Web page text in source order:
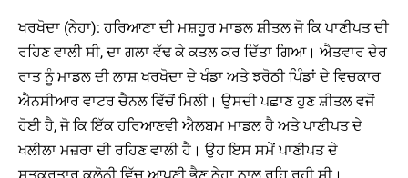
ਖਰਖੋਦਾ (ਨੇਹਾ): ਹਰਿਆਣਾ ਦੀ ਮਸ਼ਹੂਰ ਮਾਡਲ ਸ਼ੀਤਲ ਜੋ ਕਿ ਪਾਣੀਪਤ ਦੀ
ਰਹਿਣ ਵਾਲੀ ਸੀ, ਦਾ ਗਲਾ ਵੱਢ ਕੇ ਕਤਲ ਕਰ ਦਿੱਤਾ ਗਿਆ। ਐਤਵਾਰ ਦੇਰ
ਰਾਤ ਨੂੰ ਮਾਡਲ ਦੀ ਲਾਸ਼ ਖਰਖੋਦਾ ਦੇ ਖੰਡਾ ਅਤੇ ਝਰੋਠੀ ਪਿੰਡਾਂ ਦੇ ਵਿਚਕਾਰ
ਐਨਸੀਆਰ ਵਾਟਰ ਚੈਨਲ ਵਿੱਚੋਂ ਮਿਲੀ। ਉਸਦੀ ਪਛਾਣ ਹੁਣ ਸ਼ੀਤਲ ਵਜੋਂ
ਹੋਈ ਹੈ, ਜੋ ਕਿ ਇੱਕ ਹਰਿਆਣਵੀ ਐਲਬਮ ਮਾਡਲ ਹੈ ਅਤੇ ਪਾਣੀਪਤ ਦੇ
ਖਲੀਲਾ ਮਜ਼ਰਾ ਦੀ ਰਹਿਣ ਵਾਲੀ ਹੈ। ਉਹ ਇਸ ਸਮੇਂ ਪਾਣੀਪਤ ਦੇ